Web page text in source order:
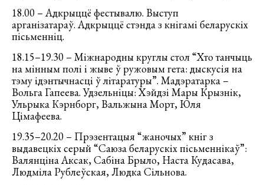
18.00 – Адкрыццё фестывалю. Выступ
арганізатараў. Адкрыццё стэнда з кнігамі беларускіх
пісьменніц.
18.15–19.30 – Міжнародны круглы стол “Хто танчыць
на мінным полі і жыве ў ружовым гета: дыскусія на
тэму ідэнтычнасці ў літаратуры”. Мадэратарка –
Вольга Гапеева. Удзельніцы: Хэйдзі Мары Крызнік,
Ульрыка Кэрнборг, Вальжына Морт, Юля
Цімафеева.
19.35–20.20 – Прэзентацыя “жаночых” кніг з
выдавецкіх серый “Саюза беларускіх пісьменнікаў”:
Валянціна Аксак, Сабіна Брыло, Наста Кудасава,
Людміла Рублеўская, Людка Сільнова.